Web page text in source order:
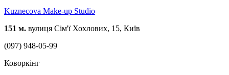
Kuznecova Make-up Studio
151 м. вулиця Сім'ї Хохлових, 15, Київ
(097) 948-05-99
Коворкінг